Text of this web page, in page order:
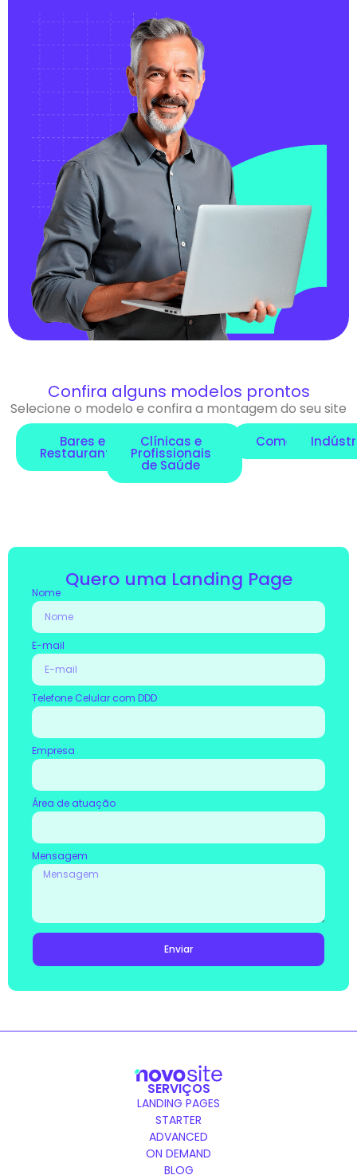
Confira alguns modelos prontos
Selecione o modelo e confira a montagem do seu site
Bares e
Restaurantes
Clínicas e
Profissionais
de Saúde
Comércio
Quero uma Landing Page
Nome
E-mail
Telefone Celular com DDD
Empresa
Área de atuação
Mensagem
Enviar
SERVIÇOS
LANDING PAGES
STARTER
ADVANCED
ON DEMAND
BLOG